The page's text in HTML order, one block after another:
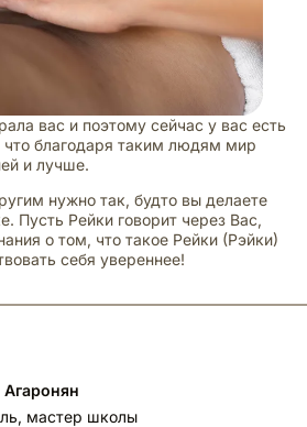
вас и поэтому сейчас у вас есть
что благодаря таким людям мир
и лучше.
нужно так, будто вы делаете
Пусть Рейки говорит через Вас,
о том, что такое Рейки (Рэйки)
себя увереннее!
мастер школы